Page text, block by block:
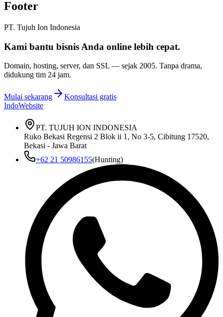
Footer
PT. Tujuh Ion Indonesia
Kami bantu bisnis Anda online lebih cepat.
Domain, hosting, server, dan SSL — sejak 2005. Tanpa drama,
didukung tim 24 jam.
Mulai sekarang
Konsultasi gratis
IndoWebsite
PT. TUJUH ION INDONESIA
Ruko Bekasi Regensi 2 Blok ii 1, No 3-5, Cibitung 17520,
Bekasi - Jawa Barat
+62 21 50986155(Hunting)